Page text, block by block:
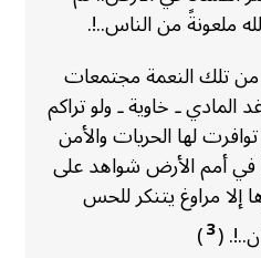
ملعونةً من الناس..!.
تلك النعمة مجتمعات
ـ خاوية ـ ولو تراكم
لها الحريات والأمن
في أمم الأرض شواهد على
إلا مراوغ يتنكر للحس
(
3
)